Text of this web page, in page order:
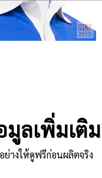
ลเพิ่มเติม
างให้ดูฟรีก่อนผลิตจริง